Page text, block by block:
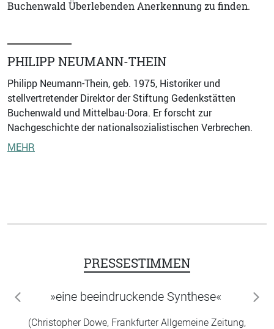
Buchenwald Überlebenden Anerkennung zu finden.
PHILIPP NEUMANN-THEIN
Philipp Neumann-Thein, geb. 1975, Historiker und
stellvertretender Direktor der Stiftung Gedenkstätten
Buchenwald und Mittelbau-Dora. Er forscht zur
Nachgeschichte der nationalsozialistischen Verbrechen.
MEHR
PRESSESTIMMEN
»eine beeindruckende Synthese«
(Christopher Dowe, Frankfurter Allgemeine Zeitung,
zurück